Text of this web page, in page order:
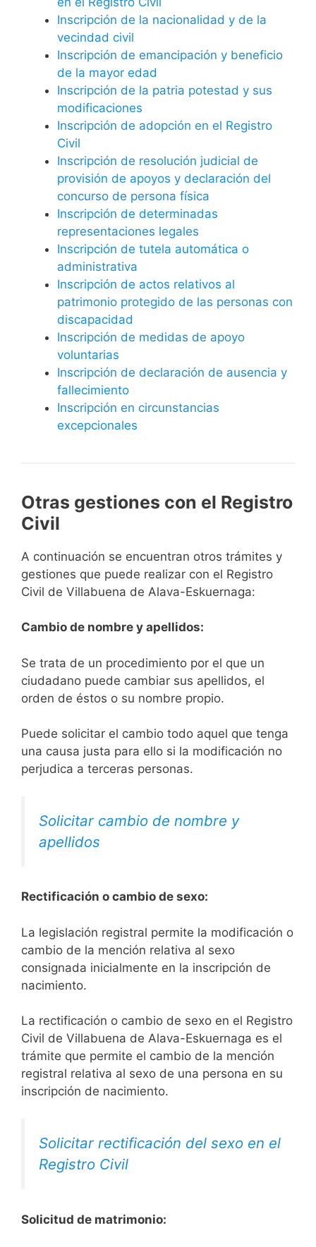
Inscripción de la nacionalidad y de la
vecindad civil
Inscripción de emancipación y beneficio
de la mayor edad
Inscripción de la patria potestad y sus
modificaciones
Inscripción de adopción en el Registro
Civil
Inscripción de resolución judicial de
provisión de apoyos y declaración del
concurso de persona física
Inscripción de determinadas
representaciones legales
Inscripción de tutela automática o
administrativa
Inscripción de actos relativos al
patrimonio protegido de las personas con
discapacidad
Inscripción de medidas de apoyo
voluntarias
Inscripción de declaración de ausencia y
fallecimiento
Inscripción en circunstancias
excepcionales
Otras gestiones con el Registro
Civil
A continuación se encuentran otros trámites y
gestiones que puede realizar con el Registro
Civil de Villabuena de Alava-Eskuernaga:
Cambio de nombre y apellidos:
Se trata de un procedimiento por el que un
ciudadano puede cambiar sus apellidos, el
orden de éstos o su nombre propio.
Puede solicitar el cambio todo aquel que tenga
una causa justa para ello si la modificación no
perjudica a terceras personas.
Solicitar cambio de nombre y
apellidos
Rectificación o cambio de sexo:
La legislación registral permite la modificación o
cambio de la mención relativa al sexo
consignada inicialmente en la inscripción de
nacimiento.
La rectificación o cambio de sexo en el Registro
Civil de Villabuena de Alava-Eskuernaga es el
trámite que permite el cambio de la mención
registral relativa al sexo de una persona en su
inscripción de nacimiento.
Solicitar rectificación del sexo en el
Registro Civil
Solicitud de matrimonio: